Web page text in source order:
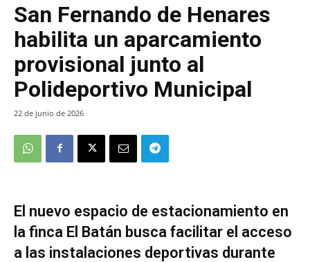
San Fernando de Henares
habilita un aparcamiento
provisional junto al
Polideportivo Municipal
22 de junio de 2026
El nuevo espacio de estacionamiento en
la finca El Batán busca facilitar el acceso
a las instalaciones deportivas durante